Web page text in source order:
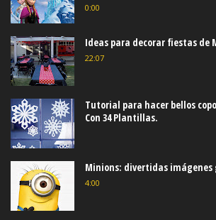
0:00
Ideas para decorar fiestas de
22:07
Tutorial para hacer bellos
Con 34 Plantillas.
Minions: divertidas imágenes
4:00